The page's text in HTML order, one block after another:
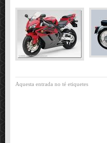
Aquesta entrada no té etiquetes